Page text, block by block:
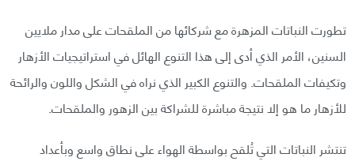
تطورت النباتات المزهرة مع شركائها من الملقحات على مدار ملايين
السنين، الأمر الذي أدى إلى هذا التنوع الهائل في استراتيجيات الأزهار
وتكيفات الملقحات. والتنوع الكبير الذي نراه في الشكل واللون والرائحة
للأزهار ما هو إلا نتيجة مباشرة للشراكة بين الزهور والملقحات.
تنتشر النباتات التي تُلقح بواسطة الهواء على نطاق واسع وبأعداد